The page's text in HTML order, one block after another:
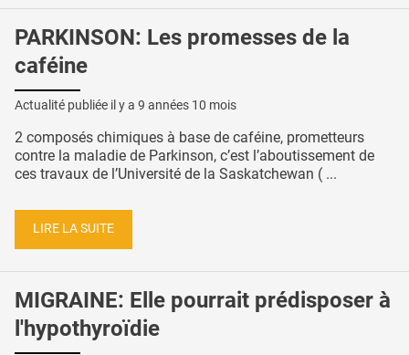
PARKINSON: Les promesses de la
caféine
Actualité publiée il y a 9 années 10 mois
2 composés chimiques à base de caféine, prometteurs
contre la maladie de Parkinson, c’est l’aboutissement de
ces travaux de l’Université de la Saskatchewan ( ...
LIRE LA SUITE
MIGRAINE: Elle pourrait prédisposer à
l'hypothyroïdie